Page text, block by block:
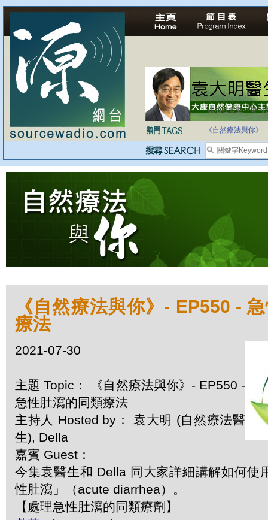
法治社會並不等同
《自然療法與你》
《自然療法與你》- EP550 -
療法
2021-07-30
主題 Topic： 《自然療法與你》- EP550 -
急性肚瀉的同類療法
主持人 Hosted by： 袁大明 (自然療法醫
生), Della
嘉賓 Guest：
今集袁醫生和 Della 同大家詳細講解如何使
性肚瀉」（acute diarrhea）。
【處理急性肚瀉的同類療劑】